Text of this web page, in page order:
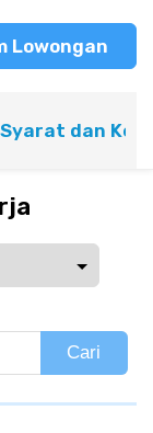
Lowongan
Syarat dan
Cari